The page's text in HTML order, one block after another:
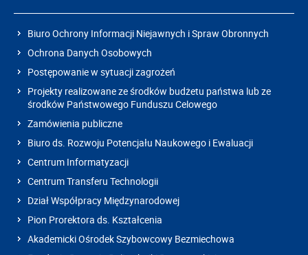
Biuro Ochrony Informacji Niejawnych i Spraw Obronnych
Ochrona Danych Osobowych
Postępowanie w sytuacji zagrożeń
Projekty realizowane ze środków budżetu państwa lub ze
środków Państwowego Funduszu Celowego
Zamówienia publiczne
Biuro ds. Rozwoju Potencjału Naukowego i Ewaluacji
Centrum Informatyzacji
Centrum Transferu Technologii
Dział Współpracy Międzynarodowej
Pion Prorektora ds. Kształcenia
Akademicki Ośrodek Szybowcowy Bezmiechowa